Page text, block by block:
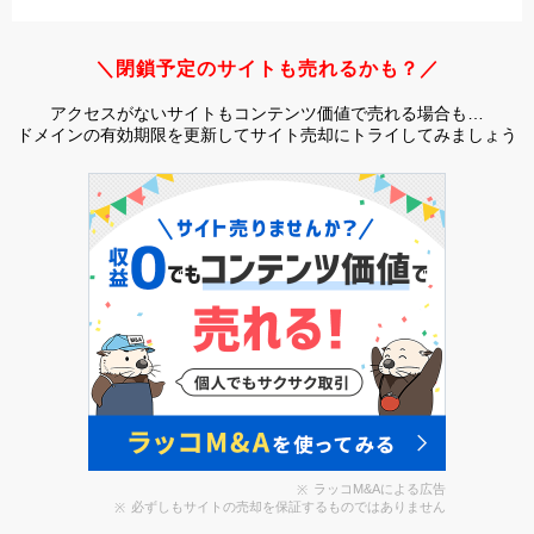
＼閉鎖予定のサイトも売れるかも？／
アクセスがないサイトもコンテンツ価値で売れる場合も…
ドメインの有効期限を更新してサイト売却にトライしてみましょう
ラッコM&Aによる広告
必ずしもサイトの売却を保証するものではありません